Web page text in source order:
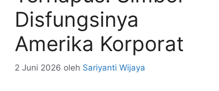
Disfungsinya
Amerika Korporat
2 Juni 2026 oleh Sariyanti Wijaya